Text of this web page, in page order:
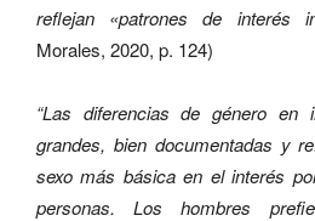
reflejan «patrones de interés
Morales, 2020, p. 124)
“Las diferencias de género en
grandes, bien documentadas y
sexo más básica en el interés
personas. Los hombres